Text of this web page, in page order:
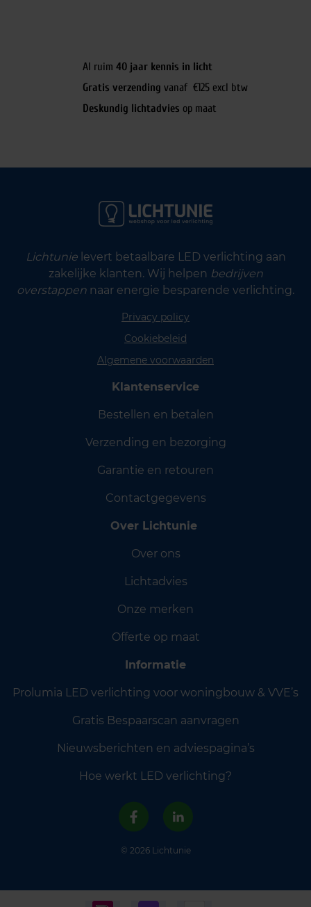
Al ruim 40 jaar kennis in licht
Gratis verzending vanaf €125 excl btw
Deskundig lichtadvies op maat
Lichtunielevert betaalbare LED verlichting aan
zakelijke klanten. Wij helpen bedrijven
overstappen naar energie besparende verlichting.
Privacy policy
Cookiebeleid
Algemene voorwaarden
Klantenservice
Bestellen en betalen
Verzending en bezorging
Garantie en retouren
Contactgegevens
Over Lichtunie
Over ons
Lichtadvies
Onze merken
Offerte op maat
Informatie
Prolumia LED verlichting voor woningbouw & VVE’s
Gratis Bespaarscan aanvragen
Nieuwsberichten en adviespagina’s
Hoe werkt LED verlichting?
© 2026 Lichtunie